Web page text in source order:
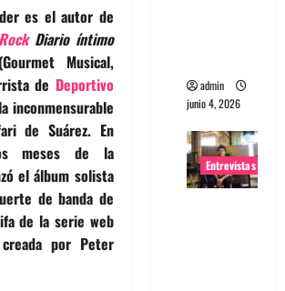
es el autor de
Diario íntimo
Musical,
de Deportivo
inconmensurable
de Suárez. En
meses de la
el álbum solista
de banda de
de la serie web
por Peter
admin
junio 4, 2026
Entrevistas